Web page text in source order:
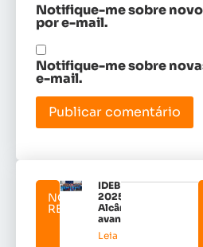
Notifique-me sobre
por e-mail.
Notifique-me sobre
e-mail.
NOTICIAS
RELACIONADAS
IDEB
2025:
Alcântara
avançou!
Leia mais